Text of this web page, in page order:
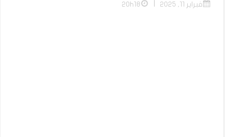
فبراير 11, 2025 20h18